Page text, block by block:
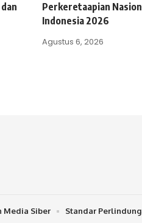
Perkeretaapian
Indonesia 2026
Agustus 6, 2026
Media Siber Standar